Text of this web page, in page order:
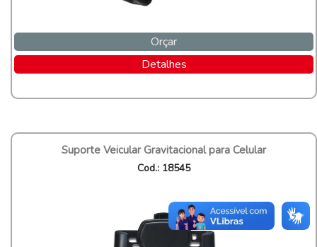
Orçar
Detalhes
Suporte Veicular Gravitacional para Celular
Cod.: 18545